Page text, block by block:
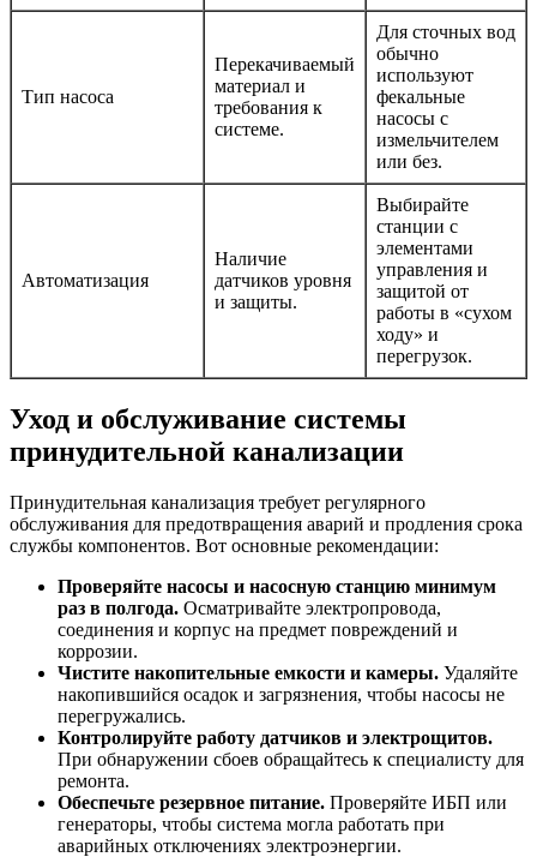
Тип насоса
Перекачиваемый
материал и
требования к
системе.
Для сточных вод
обычно
используют
фекальные
насосы с
измельчителем
или без.
Автоматизация
Наличие
датчиков уровня
и защиты.
Выбирайте
станции с
элементами
управления и
защитой от
работы в «сухом
ходу» и
перегрузок.
Уход и обслуживание системы
принудительной канализации
Принудительная канализация требует регулярного
обслуживания для предотвращения аварий и продления срока
службы компонентов. Вот основные рекомендации:
Проверяйте насосы и насосную станцию минимум
раз в полгода. Осматривайте электропровода,
соединения и корпус на предмет повреждений и
коррозии.
Чистите накопительные емкости и камеры. Удаляйте
накопившийся осадок и загрязнения, чтобы насосы не
перегружались.
Контролируйте работу датчиков и электрощитов.
При обнаружении сбоев обращайтесь к специалисту для
ремонта.
Обеспечьте резервное питание. Проверяйте ИБП или
генераторы, чтобы система могла работать при
аварийных отключениях электроэнергии.